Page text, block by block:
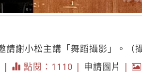
謝小松主講「舞蹈攝影」。（
|
點閱：1110 | 申請圖片 |